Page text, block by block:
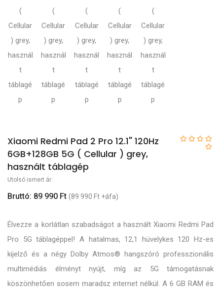
Xiaomi Redmi Pad 2 Pro 12.1" 120Hz
6GB+128GB 5G ( Cellular ) grey,
használt táblagép
Utolsó ismert ár:
Bruttó: 89 990 Ft (89 990 Ft +áfa)
Élvezze a korlátlan szabadságot a használt Xiaomi Redmi Pad
Pro 5G táblagéppel! A hatalmas, 12,1 hüvelykes 120 Hz-es
kijelző és a négy Dolby Atmos® hangszóró professzionális
multimédiás élményt nyújt, míg az 5G támogatásnak
köszönhetően sosem maradsz internet nélkül. A 6 GB RAM és